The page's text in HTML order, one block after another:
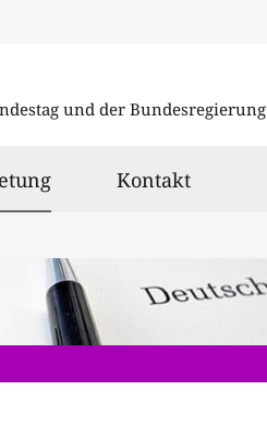
und der Bundesregierung
ausgewählt
Kontakt